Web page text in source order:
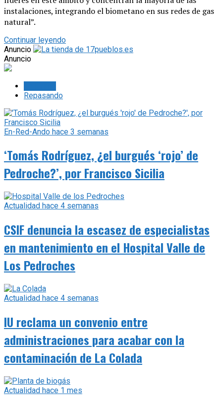
instalaciones, integrando el biometano en sus redes de gas
natural”.
Continuar leyendo
Anuncio
Anuncio
Repasando
En-Red-Ando hace 3 semanas
‘Tomás Rodríguez, ¿el burgués ‘rojo’ de
Pedroche?’, por Francisco Sicilia
Actualidad hace 4 semanas
CSIF denuncia la escasez de especialistas
en mantenimiento en el Hospital Valle de
Los Pedroches
Actualidad hace 4 semanas
IU reclama un convenio entre
administraciones para acabar con la
contaminación de La Colada
Actualidad hace 1 mes